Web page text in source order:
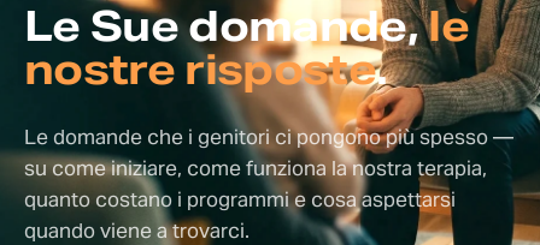
Programmi
Concierge
Scopri
Le Sue domande,le
nostre risposte.
Le domande che i genitori ci pongono più spesso —
su come iniziare, come funziona la nostra terapia,
quanto costano i programmi e cosa aspettarsi
quando viene a trovarci.